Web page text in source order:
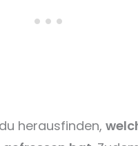
herausfinden,